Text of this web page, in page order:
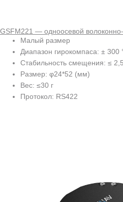
GSFM221 — одноосевой волоконно-
Малый размер
Диапазон гирокомпаса: ± 300
Стабильность смещения: ≤
Размер: φ24*52 (мм)
Вес: ≤30 г
Протокол: RS422